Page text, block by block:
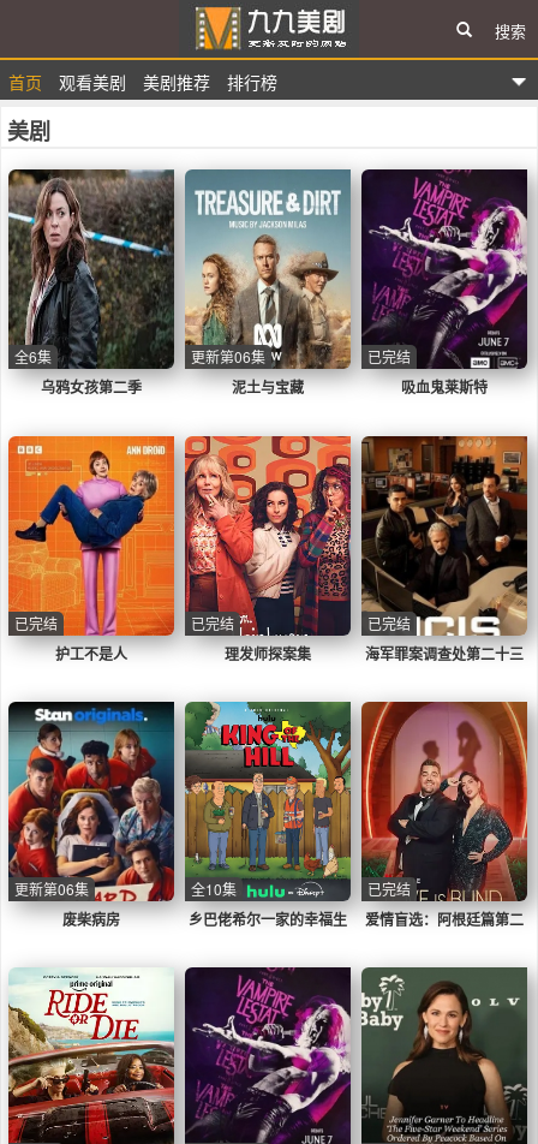
首页 观看美剧 美剧推荐 排行榜
搜索
美剧
乌鸦女孩第二季
全6集
泥土与宝藏
更新第06集
吸血鬼莱斯特
已完结
护工不是人
已完结
理发师探案集
已完结
海军罪案调查处第二十三
已完结
废柴病房
更新第06集
乡巴佬希尔一家的幸福生
全10集
爱情盲选：阿根廷篇第二
已完结